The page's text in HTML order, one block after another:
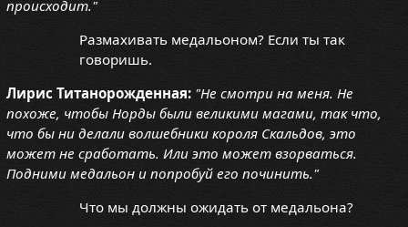
происходит."
Размахивать медальоном? Если ты так
говоришь.
Лирис Титанорожденная: "Не смотри на меня. Не
похоже, чтобы Норды были великими магами, так что,
что бы ни делали волшебники короля Скальдов, это
может не сработать. Или это может взорваться.
Подними медальон и попробуй его починить."
Что мы должны ожидать от медальона?